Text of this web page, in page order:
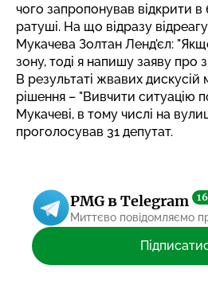
чого запропонував відкрити в
ратуші. На що відразу
Мукачева Золтан Ленд'єл:
зону, тоді я напишу заяву про
В результаті жвавих дискусій
рішення – "Вивчити ситуацію
Мукачеві, в тому числі на
проголосував 31 депутат.
PMG в Telegram
Миттєво повідомляємо